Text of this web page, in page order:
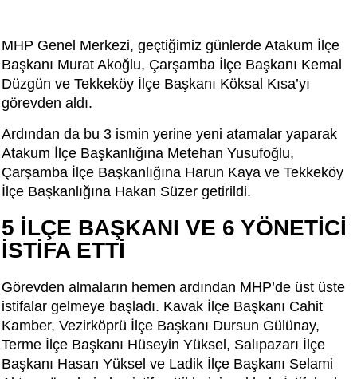
MHP Genel Merkezi, geçtiğimiz günlerde Atakum İlçe
Başkanı Murat Akoğlu, Çarşamba İlçe Başkanı Kemal
Düzgün ve Tekkeköy İlçe Başkanı Köksal Kısa’yı
görevden aldı.
Ardından da bu 3 ismin yerine yeni atamalar yaparak
Atakum İlçe Başkanlığına Metehan Yusufoğlu,
Çarşamba İlçe Başkanlığına Harun Kaya ve Tekkeköy
İlçe Başkanlığına Hakan Süzer getirildi.
5 İLÇE BAŞKANI VE 6 YÖNETİCİ
İSTİFA ETTİ
Görevden almaların hemen ardından MHP’de üst üste
istifalar gelmeye başladı. Kavak İlçe Başkanı Cahit
Kamber, Vezirköprü İlçe Başkanı Dursun Gülünay,
Terme İlçe Başkanı Hüseyin Yüksel, Salıpazarı İlçe
Başkanı Hasan Yüksel ve Ladik İlçe Başkanı Selami